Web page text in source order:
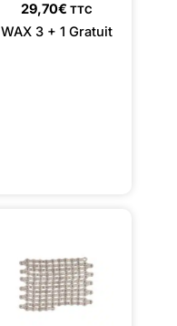
29,70€ TTC
WAX 3 + 1 Gratuit